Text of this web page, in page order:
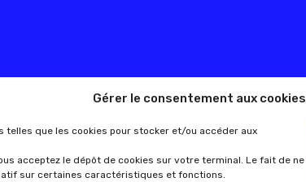
Gérer le consentement aux cookies
que les cookies pour stocker et/ou accéder aux
acceptez le dépôt de cookies sur votre terminal. Le fait de ne
sur certaines caractéristiques et fonctions.